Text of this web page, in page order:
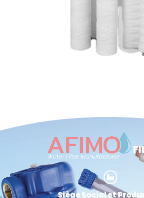
Siège Social et